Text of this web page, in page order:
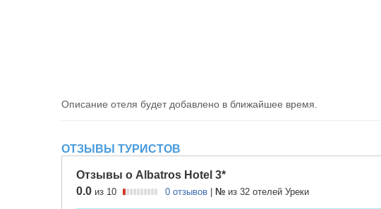
Описание отеля будет добавлено в ближайшее время.
ОТЗЫВЫ ТУРИСТОВ